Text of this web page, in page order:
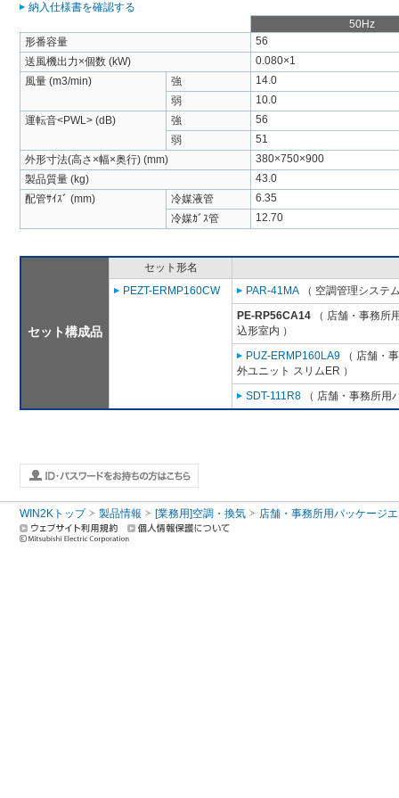
納入仕様書を確認する
50Hz
形番容量
56
送風機出力×個数 (kW)
0.080×1
風量 (m3/min)
強
14.0
弱
10.0
運転音<PWL> (dB)
強
56
弱
51
外形寸法(高さ×幅×奥行) (mm)
380×750×900
製品質量 (kg)
43.0
配管ｻｲｽﾞ (mm)
冷媒液管
6.35
冷媒ｶﾞｽ管
12.70
セット構成品
セット形名
PEZT-ERMP160CW
PAR-41MA （ 空調管理システ
PE-RP56CA14 （ 店舗・事務所
込形室内 ）
PUZ-ERMP160LA9 （ 店舗・
外ユニット スリムER ）
SDT-111R8 （ 店舗・事務所用
WIN2Kトップ 製品情報 [業務用]空調・換気 店舗・事務所用パッケージ